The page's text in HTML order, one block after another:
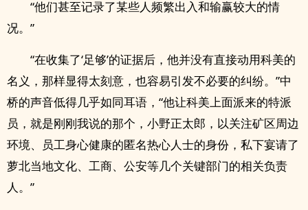
“他们甚至记录了某些人频繁出入和输赢较大的情
况。”
“在收集了‘足够’的证据后，他并没有直接动用科美的
名义，那样显得太刻意，也容易引发不必要的纠纷。”中
桥的声音低得几乎如同耳语，“他让科美上面派来的特派
员，就是刚刚我说的那个，小野正太郎，以关注矿区周边
环境、员工身心健康的匿名热心人士的身份，私下宴请了
萝北当地文化、工商、公安等几个关键部门的相关负责
人。”